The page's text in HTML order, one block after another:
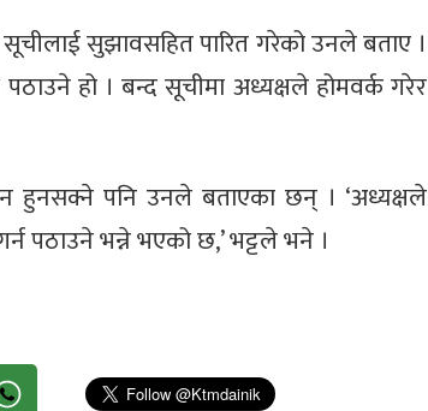
सुझावसहित पारित गरेको उनले बताए ।
हो । बन्द सूचीमा अध्यक्षले होमवर्क गरेर
पनि उनले बताएका छन् । ‘अध्यक्षले
पठाउने भन्ने भएको छ,’ भट्टले भने ।